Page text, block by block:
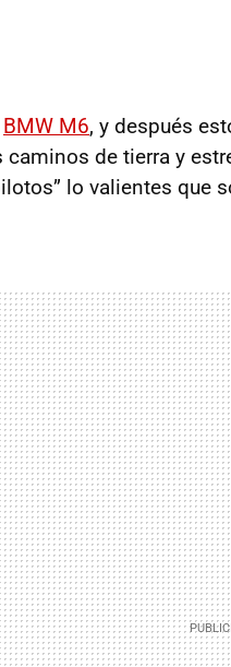
BMW M6, y después
caminos de tierra y
lo valientes que